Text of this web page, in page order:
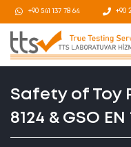
+90 541 137 78 64 +90
Safety of Toy
8124 & GSO EN